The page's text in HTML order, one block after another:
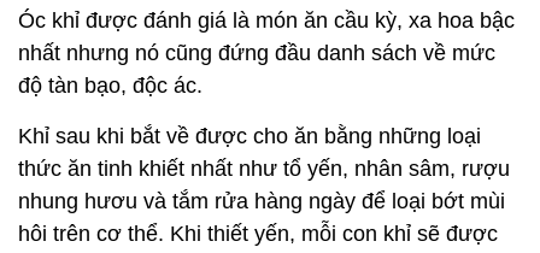
Óc khỉ được đánh giá là món ăn cầu kỳ, xa hoa bậc
nhất nhưng nó cũng đứng đầu danh sách về mức
độ tàn bạo, độc ác.
Khỉ sau khi bắt về được cho ăn bằng những loại
thức ăn tinh khiết nhất như tổ yến, nhân sâm, rượu
nhung hươu và tắm rửa hàng ngày để loại bớt mùi
hôi trên cơ thể. Khi thiết yến, mỗi con khỉ sẽ được